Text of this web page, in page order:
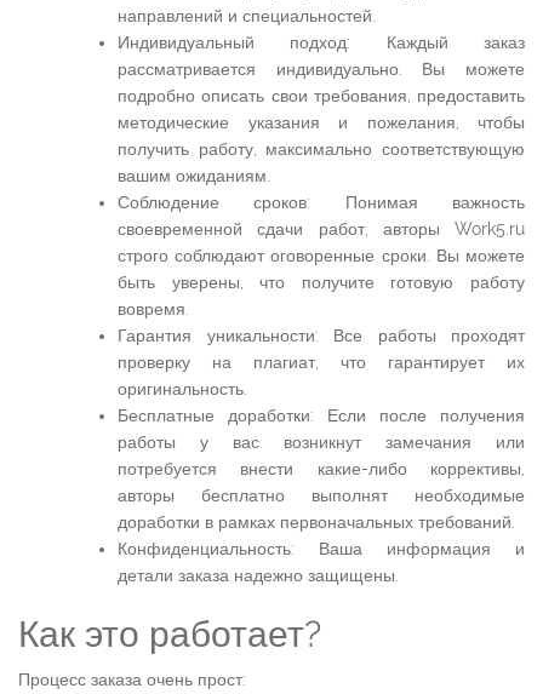
направлений и специальностей.
Индивидуальный подход: Каждый заказ
рассматривается индивидуально. Вы можете
подробно описать свои требования, предоставить
методические указания и пожелания, чтобы
получить работу, максимально соответствующую
вашим ожиданиям.
Соблюдение сроков: Понимая важность
своевременной сдачи работ, авторы Work5.ru
строго соблюдают оговоренные сроки. Вы можете
быть уверены, что получите готовую работу
вовремя.
Гарантия уникальности: Все работы проходят
проверку на плагиат, что гарантирует их
оригинальность.
Бесплатные доработки: Если после получения
работы у вас возникнут замечания или
потребуется внести какие-либо коррективы,
авторы бесплатно выполнят необходимые
доработки в рамках первоначальных требований.
Конфиденциальность: Ваша информация и
детали заказа надежно защищены.
Как это работает?
Процесс заказа очень прост: